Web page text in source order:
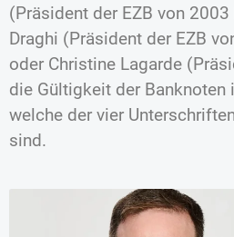
(Präsident der EZB von
Draghi (Präsident der EZB
oder Christine Lagarde
die Gültigkeit der Banknoten
welche der vier
sind.